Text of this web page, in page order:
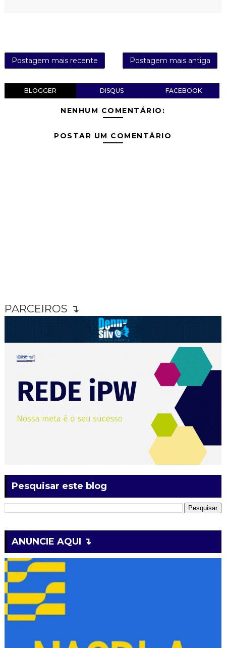
Postagem mais recente Postagem mais antiga
BLOGGER DISQUS FACEBOOK
NENHUM COMENTÁRIO:
POSTAR UM COMENTÁRIO
PARCEIROS ↴
Pesquisar este blog
ANUNCIE AQUI ↴